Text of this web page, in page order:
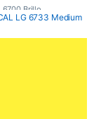
6700 Brillo
LG 6733 Medium